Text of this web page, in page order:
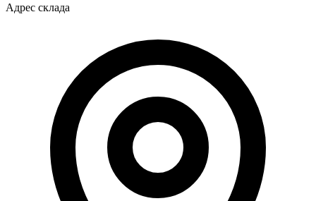
Адрес склада